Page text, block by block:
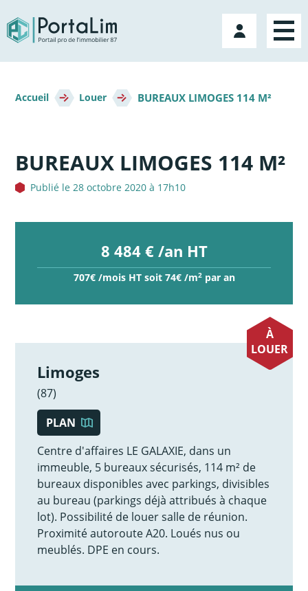
directement
au
contenu
Mon
compte
d'Ariane
Accueil Louer BUREAUX LIMOGES 114 M²
BUREAUX LIMOGES 114 M²
Publié le 28 octobre 2020 à 17h10
8 484 € /an HT
707€ /mois HT soit 74€ /m2par an
À
LOUER
Limoges
(87)
PLAN
Centre d'affaires LE GALAXIE, dans un
immeuble, 5 bureaux sécurisés, 114 m² de
bureaux disponibles avec parkings, divisibles
au bureau (parkings déjà attribués à chaque
lot). Possibilité de louer salle de réunion.
Proximité autoroute A20. Loués nus ou
meublés. DPE en cours.